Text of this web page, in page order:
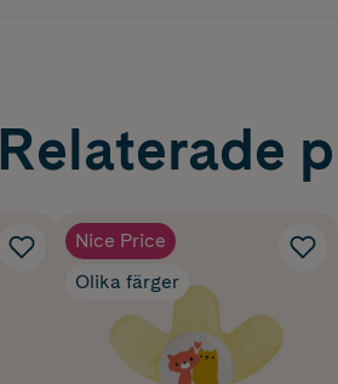
Relaterade
Nice Price
Olika färger